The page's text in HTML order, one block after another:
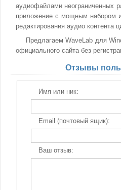
аудиофайлами неограниченных
приложение с мощным набором
редактирования аудио контента
Предлагаем WaveLab для
официального сайта без
Отзывы
Имя или ник:
Email (почтовый ящик):
Ваш отзыв: